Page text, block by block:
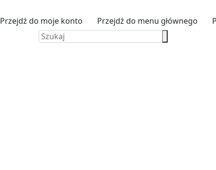
Przejdź do moje konto Przejdź do menu głównego